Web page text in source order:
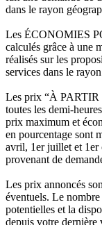
dans le rayon
Les ÉCONOMIES
calculés grâce à une
réalisés sur les
services dans le
Les prix “À
toutes les demi-
prix maximum et
en pourcentage sont
avril, 1er juillet et 1er
provenant de
Les prix annoncés
éventuels. Le
potentielles et la
depuis votre dernière